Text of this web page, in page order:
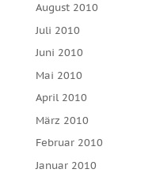
August 2010
Juli 2010
Juni 2010
Mai 2010
April 2010
März 2010
Februar 2010
Januar 2010